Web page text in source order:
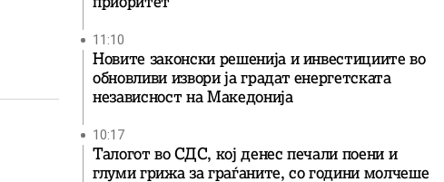
11:10
Новите законски решенија и инвестициите во
обновливи извори ја градат енергетската
независност на Македонија
10:17
Талогот во СДС, кој денес печали поени и
глуми грижа за граѓаните, со години молчеше